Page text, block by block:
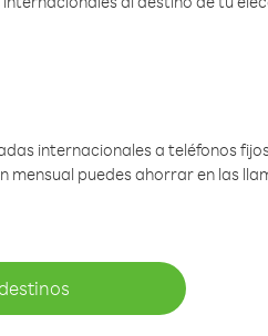
internacionales a teléfonos
mensual puedes ahorrar en las